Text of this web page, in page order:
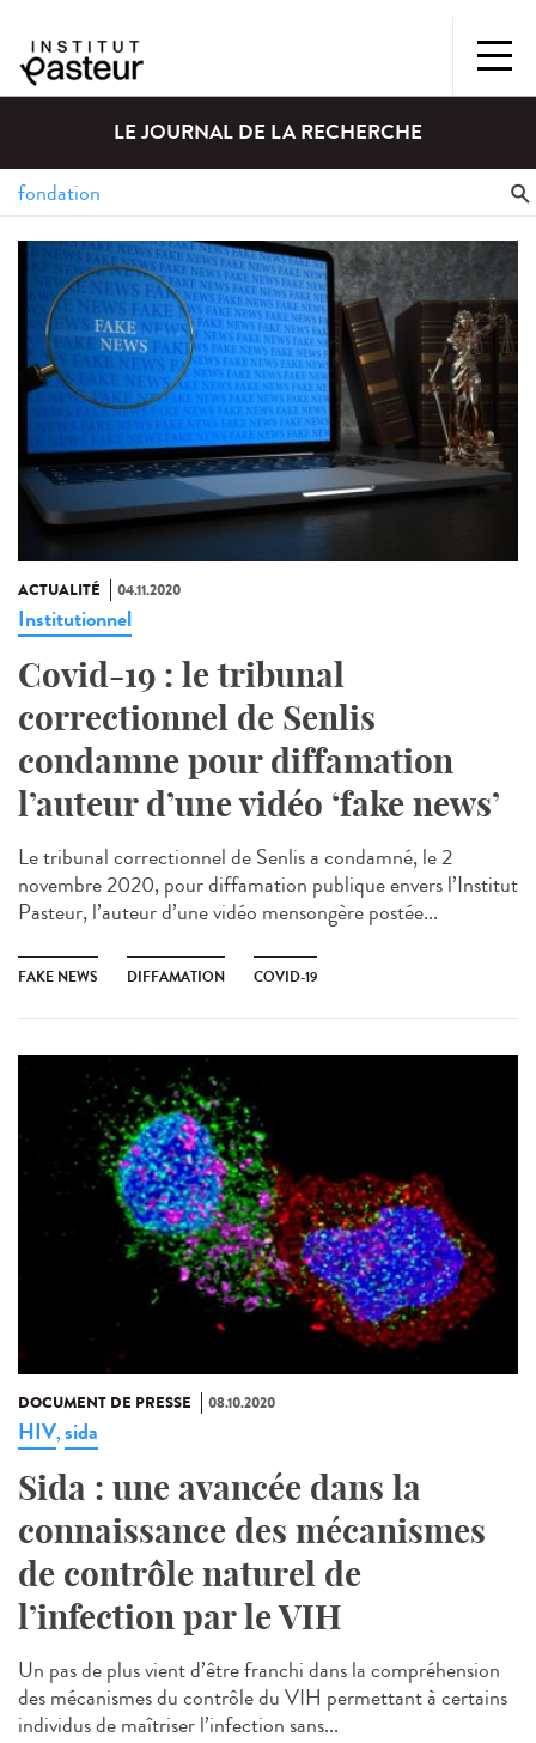
LE JOURNAL DE LA RECHERCHE
ACTUALITÉ 04.11.2020
Institutionnel
Covid-19 : le tribunal
correctionnel de Senlis
condamne pour diffamation
l’auteur d’une vidéo ‘fake news’
Le tribunal correctionnel de Senlis a condamné, le 2
novembre 2020, pour diffamation publique envers l’Institut
Pasteur, l’auteur d’une vidéo mensongère postée...
FAKE NEWS DIFFAMATION COVID-19
DOCUMENT DE PRESSE 08.10.2020
HIV,sida
Sida : une avancée dans la
connaissance des mécanismes
de contrôle naturel de
l’infection par le VIH
Un pas de plus vient d’être franchi dans la compréhension
des mécanismes du contrôle du VIH permettant à certains
individus de maîtriser l’infection sans...